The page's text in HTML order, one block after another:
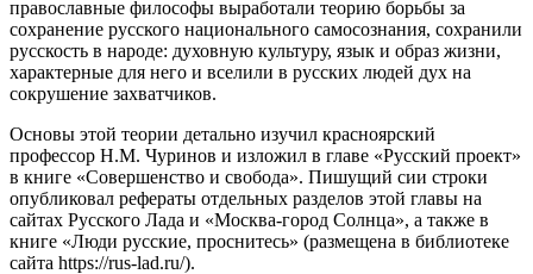
православные философы выработали теорию борьбы за
сохранение русского национального самосознания, сохранили
русскость в народе: духовную культуру, язык и образ жизни,
характерные для него и вселили в русских людей дух на
сокрушение захватчиков.
Основы этой теории детально изучил красноярский
профессор Н.М. Чуринов и изложил в главе «Русский проект»
в книге «Совершенство и свобода». Пишущий сии строки
опубликовал рефераты отдельных разделов этой главы на
сайтах Русского Лада и «Москва-город Солнца», а также в
книге «Люди русские, проснитесь» (размещена в библиотеке
сайта https://rus-lad.ru/).